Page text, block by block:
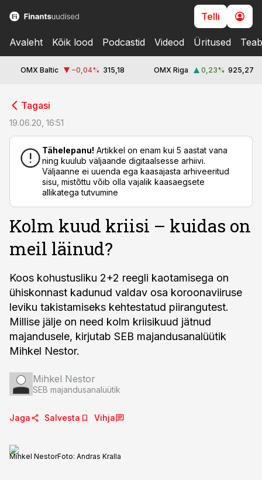
Telli
Avaleht Kõik lood Podcastid Videod Üritused
OMX Baltic −0,04% 315,18 OMX Riga 0,23% 925,27
Tagasi
19.06.20, 16:51
Tähelepanu! Artikkel on enam kui 5 aastat vana
ning kuulub väljaande digitaalsesse arhiivi.
Väljaanne ei uuenda ega kaasajasta arhiveeritud
sisu, mistõttu võib olla vajalik kaasaegsete
allikatega tutvumine
Kolm kuud kriisi – kuidas on
meil läinud?
Koos kohustusliku 2+2 reegli kaotamisega on
ühiskonnast kadunud valdav osa koroonaviiruse
leviku takistamiseks kehtestatud piirangutest.
Millise jälje on need kolm kriisikuud jätnud
majandusele, kirjutab SEB majandusanalüütik
Mihkel Nestor.
Mihkel Nestor
SEB majandusanalüütik
Jaga Salvesta Vihja
Mihkel NestorFoto: Andras Kralla